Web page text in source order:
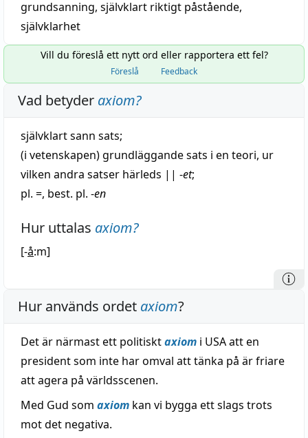
grundsanning, självklart riktigt påstående,
självklarhet
Vill du föreslå ett nytt ord eller rapportera ett fel?
Föreslå Feedback
Vad betyder axiom?
självklartsann sats;
(i vetenskapen)grundläggandesats i en teori, ur
vilken andra satser härleds || -et;
pl. =, best. pl. -en
Hur uttalas axiom?
[-å:m]
Hur används ordet axiom?
Det är närmast ett politisktaxiom i USA att en
president som inte har omval att tänka på är friare
att agera på världsscenen.
Med Gud som axiom kan vi bygga ett slags trots
mot det negativa.